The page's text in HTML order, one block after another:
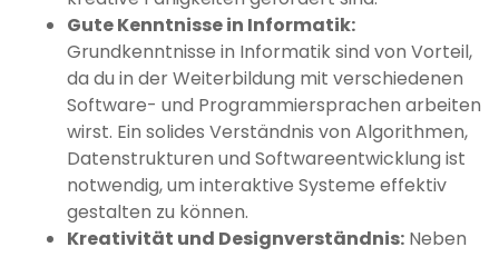
Gute Kenntnisse in Informatik:
Grundkenntnisse in Informatik sind von Vorteil,
da du in der Weiterbildung mit verschiedenen
Software- und Programmiersprachen arbeiten
wirst. Ein solides Verständnis von Algorithmen,
Datenstrukturen und Softwareentwicklung ist
notwendig, um interaktive Systeme effektiv
gestalten zu können.
Kreativität und Designverständnis: Neben